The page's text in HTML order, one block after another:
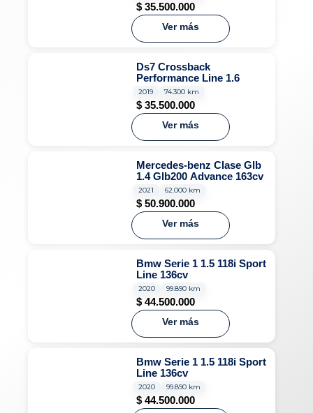
$ 35.500.000
Ver más
Ds7 Crossback
Performance Line 1.6
2019 74.300 km
$ 35.500.000
Ver más
Mercedes-benz Clase Glb
1.4 Glb200 Advance 163cv
2021 62.000 km
$ 50.900.000
Ver más
Bmw Serie 1 1.5 118i Sport
Line 136cv
2020 99.890 km
$ 44.500.000
Ver más
Bmw Serie 1 1.5 118i Sport
Line 136cv
2020 99.890 km
$ 44.500.000